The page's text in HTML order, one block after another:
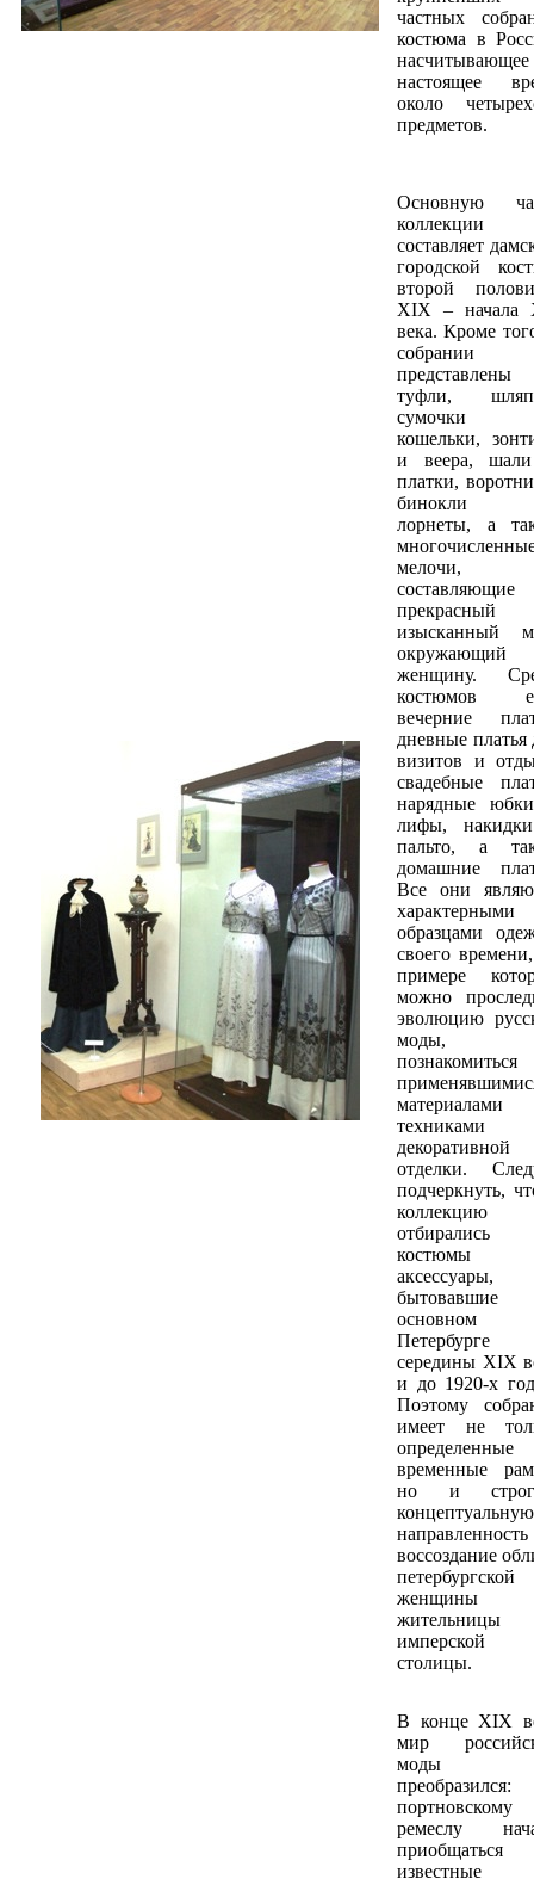
частных
костюма в
настоящее
около
предметов.
Основную
коллекции
составляет
городской
второй
ХIХ – начала
века. Кроме
собрании
представлены
туфли,
сумочки
кошельки,
и веера,
платки,
бинокли
лорнеты, а
мелочи,
составляющие
изысканный
окружающий
женщину.
костюмов
вечерние
дневные платья
визитов и
свадебные
нарядные
лифы,
пальто, а
домашние
Все они
характерными
образцами
своего
примере
можно
эволюцию
моды,
техниками
декоративной
отделки.
подчеркнуть,
коллекцию
отбирались
костюмы
аксессуары,
середины ХIХ
и до 1920-х
Поэтому
имеет не
определенные
временные
но и
концептуальную
воссоздание
петербургской
женщины
жительницы
имперской
столицы.
В конце XIX
мир
моды
портновскому
ремеслу
приобщаться
известные